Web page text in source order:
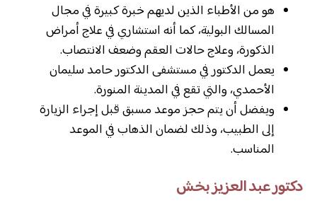
هو من الأطباء الذين لديهم خبرة كبيرة في مجال
المسالك البولية، كما أنه استشاري في علاج أمراض
الذكورة، وعلاج حالات العقم وضعف الانتصاب.
يعمل الدكتور في مستشفى الدكتور حامد سليمان
الأحمدي، والتي تقع في المدينة المنورة.
ويفضل أن يتم حجز موعد مسبق قبل إجراء الزيارة
إلى الطبيب، وذلك لضمان الذهاب في الموعد
المناسب.
دكتور عبد العزيز بخش